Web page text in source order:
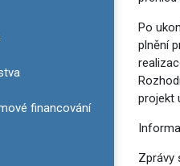
Informace dostupné dálkovým
centrum
ministerstva
a programové financování
financování
fondy
Po
plnění
projekt
Zprávy